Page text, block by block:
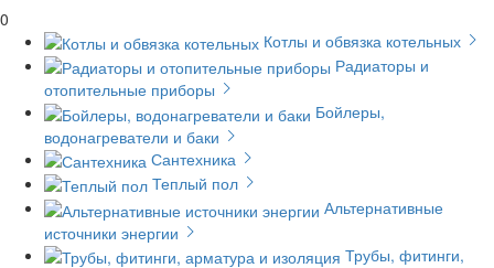
0
Котлы и обвязка котельных
Радиаторы и
отопительные приборы
Бойлеры,
водонагреватели и баки
Сантехника
Теплый пол
Альтернативные
источники энергии
Трубы, фитинги,